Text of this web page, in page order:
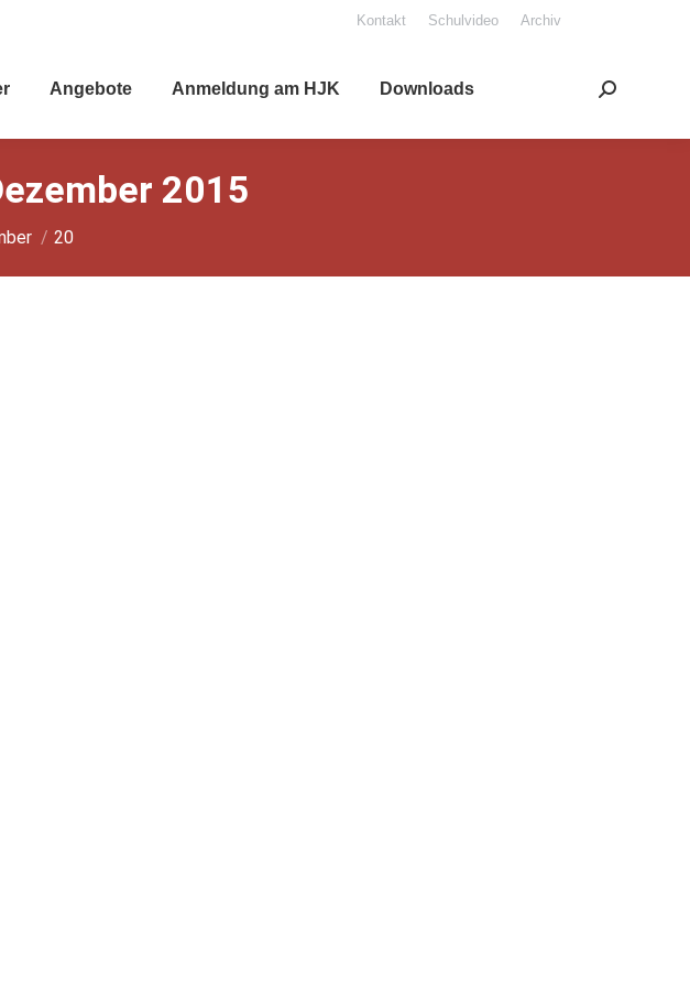
Kon­takt Schul­vi­deo Archiv
Ange­bo­te Anmel­dung am HJK Down­loads Search:
2015
20